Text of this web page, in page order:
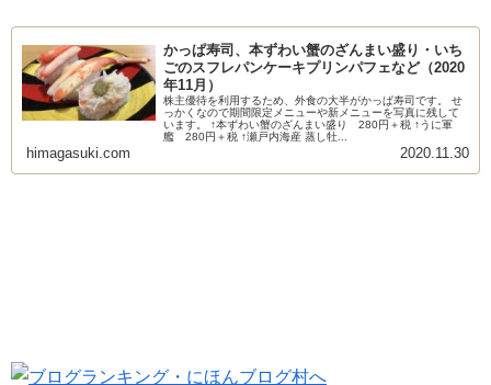
かっぱ寿司、本ずわい蟹のざんまい盛り・いち
ごのスフレパンケーキプリンパフェなど（2020
年11月）
株主優待を利用するため、外食の大半がかっぱ寿司です。 せ
っかくなので期間限定メニューや新メニューを写真に残して
います。 ↑本ずわい蟹のざんまい盛り 280円＋税 ↑うに軍
艦 280円＋税 ↑瀬戸内海産 蒸し牡...
himagasuki.com 2020.11.30